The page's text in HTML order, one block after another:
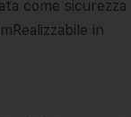
come sicurezza
in